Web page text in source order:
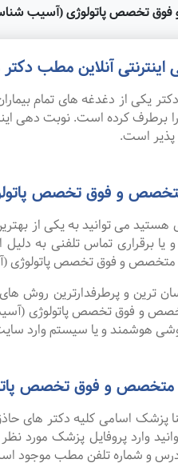
تخصص پاتولوژی (آسیب
اینترنتی آنلاین مطب
یکی از دغدغه های تمام
را برطرف کرده است. نوبت دهی
پذیر است.
و فوق تخصص
هستید می توانید به یکی از
برقراری تماس تلفنی به
و فوق تخصص پاتولوژی
ترین و پرطرفدارترین روش
و فوق تخصص پاتولوژی (آسیب
هوشمند و یا سیستم وارد
و فوق تخصص
پزشک اسامی کلیه دکتر های
وارد پروفایل پزشک
و شماره تلفن مطب موجود